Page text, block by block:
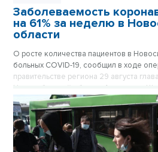
Заболеваемость
на 61% за неделю в
области
О росте количества пациентов в
больных COVID-19, сообщил в ходе
правительстве региона 29 августа
Новосибирской области Александр